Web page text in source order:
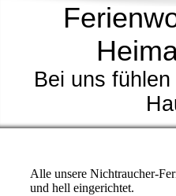
Bei uns
Alle unsere Nichtraucher-
und hell eingerichtet.